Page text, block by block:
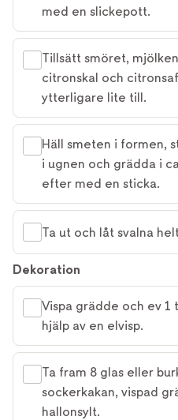
med en slickepott.
Tillsätt smöret,
citronskal och
ytterligare lite till.
Häll smeten i formen,
i ugnen och grädda i
efter med en sticka.
Ta ut och låt svalna
Dekoration
Vispa grädde och ev
hjälp av en elvisp.
Ta fram 8 glas eller
sockerkakan, vispad
hallonsylt.